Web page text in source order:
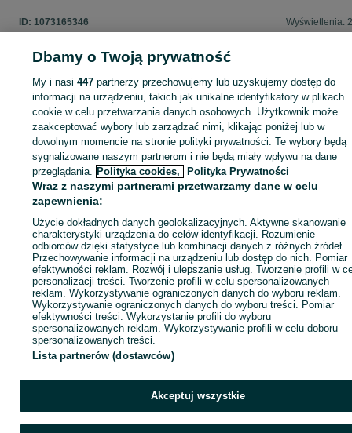
ID: 1073165346 Wyświetlenia:
Zaloguj się lub załóż konto na OLX, aby skontaktować się z
sprzedającym
Zaloguj się / Załóż konto
Wyślij wiadomość
Dbamy o Twoją prywatność
My i nasi447 partnerzy przechowujemy lub uzyskujemy dostęp do
informacji na urządzeniu, takich jak unikalne identyfikatory w plikach
cookie w celu przetwarzania danych osobowych. Użytkownik może
zaakceptować wybory lub zarządzać nimi, klikając poniżej lub w
dowolnym momencie na stronie polityki prywatności. Te wybory będą
sygnalizowane naszym partnerom i nie będą miały wpływu na dane
przeglądania. Polityka cookies, Polityka Prywatności
Wraz z naszymi partnerami przetwarzamy dane w celu
zapewnienia:
Użycie dokładnych danych geolokalizacyjnych. Aktywne skanowanie
charakterystyki urządzenia do celów identyfikacji. Rozumienie
odbiorców dzięki statystyce lub kombinacji danych z różnych źródeł.
Przechowywanie informacji na urządzeniu lub dostęp do nich. Pomiar
efektywności reklam. Rozwój i ulepszanie usług. Tworzenie profili w
personalizacji treści. Tworzenie profili w celu spersonalizowanych
reklam. Wykorzystywanie ograniczonych danych do wyboru reklam.
Wykorzystywanie ograniczonych danych do wyboru treści. Pomiar
efektywności treści. Wykorzystanie profili do wyboru
spersonalizowanych reklam. Wykorzystywanie profili w celu doboru
spersonalizowanych treści.
Lista partnerów (dostawców)
Akceptuj wszystkie